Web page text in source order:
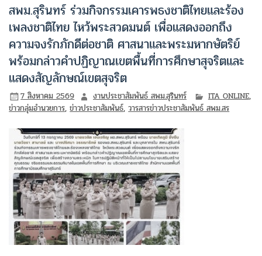
สพม.สุรินทร์ ร่วมกิจกรรมเคารพธงชาติไทยและร้อง
เพลงชาติไทย ไหว้พระสวดมนต์ เพื่อแสดงออกถึง
ความจงรักภักดีต่อชาติ ศาสนาและพระมหากษัตริย์
พร้อมกล่าวคำปฏิญาณเขตพื้นที่การศึกษาสุจริตและ
แสดงสัญลักษณ์เขตสุจริต
7 สิงหาคม 2569 งานประชาสัมพันธ์ สพม.สุรินทร์ ITA ONLINE,
ข่าวกลุ่มอำนวยการ,ข่าวประชาสัมพันธ์,วารสารข่าวประชาสัมพันธ์ สพม.สร